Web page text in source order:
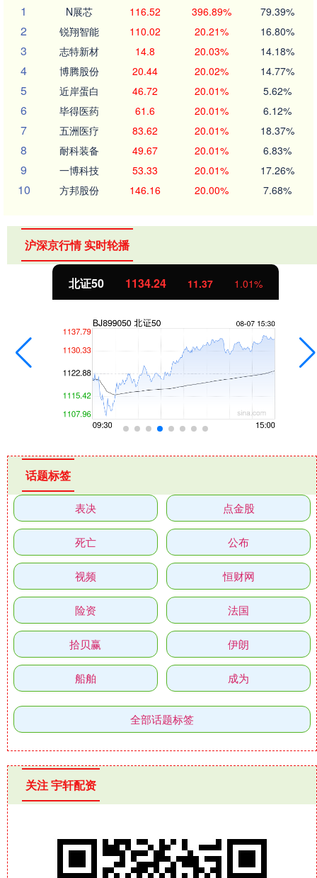
1
N展芯 116.52 396.89% 79.39%
2 锐翔智能 110.02 20.21% 16.80%
3 志特新材 14.8 20.03% 14.18%
4 博腾股份 20.44 20.02% 14.77%
5 近岸蛋白 46.72 20.01% 5.62%
6 毕得医药 61.6 20.01% 6.12%
7 五洲医疗 83.62 20.01% 18.37%
8 耐科装备 49.67 20.01% 6.83%
9 一博科技 53.33 20.01% 17.26%
10 方邦股份 146.16 20.00% 7.68%
沪深京行情 实时轮播
北证50 1134.24 11.37 1.01%
话题标签
表决 点金股
死亡 公布
视频 恒财网
险资 法国
拾贝赢 伊朗
船舶 成为
全部话题标签
关注 宇轩配资